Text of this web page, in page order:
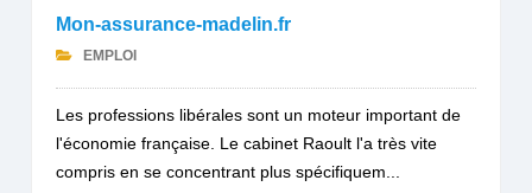
Mon-assurance-madelin.fr
EMPLOI
Les professions libérales sont un moteur important de
l'économie française. Le cabinet Raoult l'a très vite
compris en se concentrant plus spécifiquem...